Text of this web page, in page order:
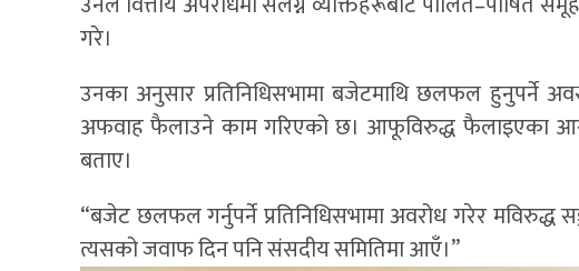
गरे।
उनका अनुसार प्रतिनिधिसभामा बजेटमाथि छलफल हुनुपर्ने
अफवाह फैलाउने काम गरिएको छ। आफूविरुद्ध फैलाइएका
बताए।
“बजेट छलफल गर्नुपर्ने प्रतिनिधिसभामा अवरोध गरेर मविरुद्ध
त्यसको जवाफ दिन पनि संसदीय समितिमा आएँ।”